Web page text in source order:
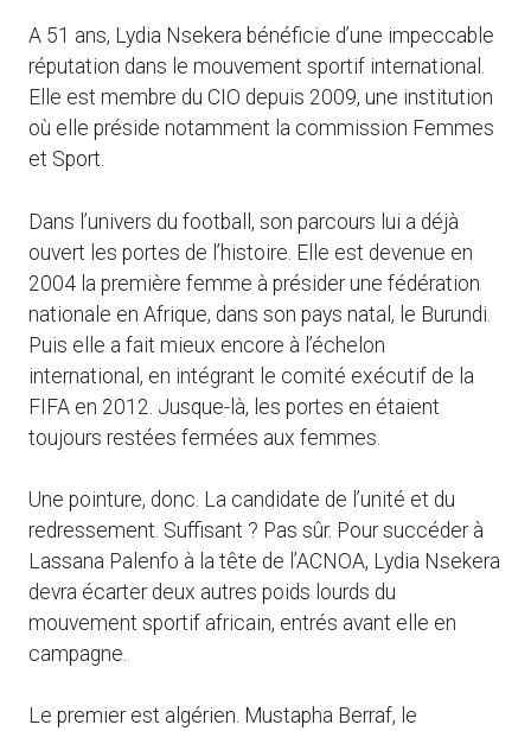
A 51 ans, Lydia Nsekera bénéficie d’une impeccable
réputation dans le mouvement sportif international.
Elle est membre du CIO depuis 2009, une institution
où elle préside notamment la commission Femmes
et Sport.
Dans l’univers du football, son parcours lui a déjà
ouvert les portes de l’histoire. Elle est devenue en
2004 la première femme à présider une fédération
nationale en Afrique, dans son pays natal, le Burundi.
Puis elle a fait mieux encore à l’échelon
international, en intégrant le comité exécutif de la
FIFA en 2012. Jusque-là, les portes en étaient
toujours restées fermées aux femmes.
Une pointure, donc. La candidate de l’unité et du
redressement. Suffisant ? Pas sûr. Pour succéder à
Lassana Palenfo à la tête de l’ACNOA, Lydia Nsekera
devra écarter deux autres poids lourds du
mouvement sportif africain, entrés avant elle en
campagne.
Le premier est algérien. Mustapha Berraf, le